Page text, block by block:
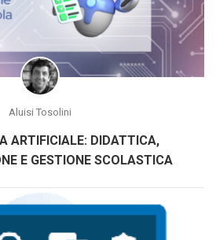
Aluisi Tosolini
ARTIFICIALE: DIDATTICA,
E GESTIONE SCOLASTICA